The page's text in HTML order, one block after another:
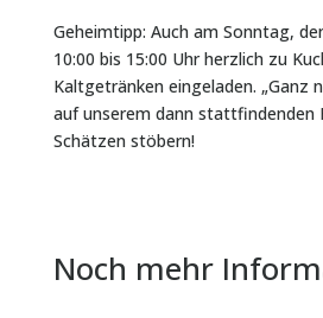
Geheimtipp: Auch am Sonntag,
10:00 bis 15:00 Uhr herzlich zu
Kaltgetränken eingeladen. „Ganz
auf unserem dann stattfindenden
Schätzen stöbern!
Noch mehr